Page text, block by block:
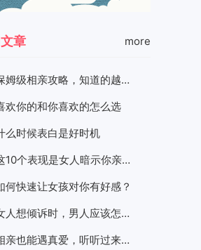
章 more
保姆级相亲攻略，知道的越详细脱单越快！
欢你的和你喜欢的怎么选
么时候表白是好时机
这10个表现是女人暗示你亲近她
何快速让女孩对你有好感？
女人想倾诉时，男人应该怎么做？
相亲也能遇真爱，听听过来人的心声！